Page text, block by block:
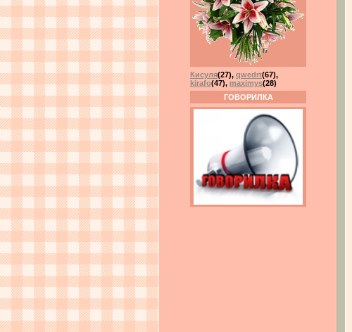
Кисуля(27), qwedrt(67),
kirafo(47), maximys(28)
ГОВОРИЛКА